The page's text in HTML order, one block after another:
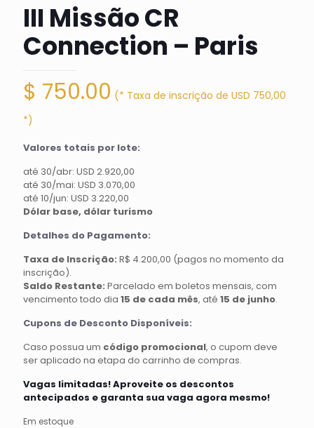
III Missão CR
Connection – Paris
$ 750.00
Valores totais por lote:
até 30/abr: USD 2.920,00
até 30/mai: USD 3.070,00
até 10/jun: USD 3.220,00
Dólar base, dólar turismo
Detalhes do Pagamento:
Taxa de Inscrição: R$ 4.200,00 (pagos no momento da
inscrição).
Saldo Restante: Parcelado em boletos mensais, com
vencimento todo dia 15 de cada mês, até 15 de junho.
Cupons de Desconto Disponíveis:
Caso possua um código promocional, o cupom deve
ser aplicado na etapa do carrinho de compras.
Vagas limitadas! Aproveite os descontos
antecipados e garanta sua vaga agora mesmo!
Em estoque